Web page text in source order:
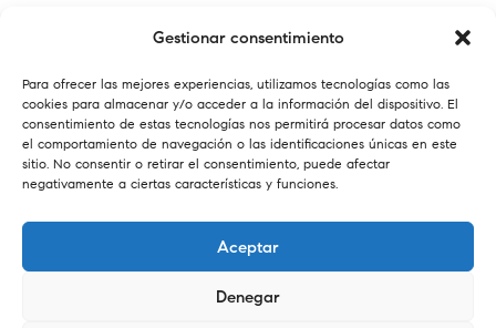
Gestionar consentimiento
Para ofrecer las mejores experiencias, utilizamos tecnologías como las
cookies para almacenar y/o acceder a la información del dispositivo. El
consentimiento de estas tecnologías nos permitirá procesar datos como
el comportamiento de navegación o las identificaciones únicas en este
sitio. No consentir o retirar el consentimiento, puede afectar
negativamente a ciertas características y funciones.
Aceptar
Denegar